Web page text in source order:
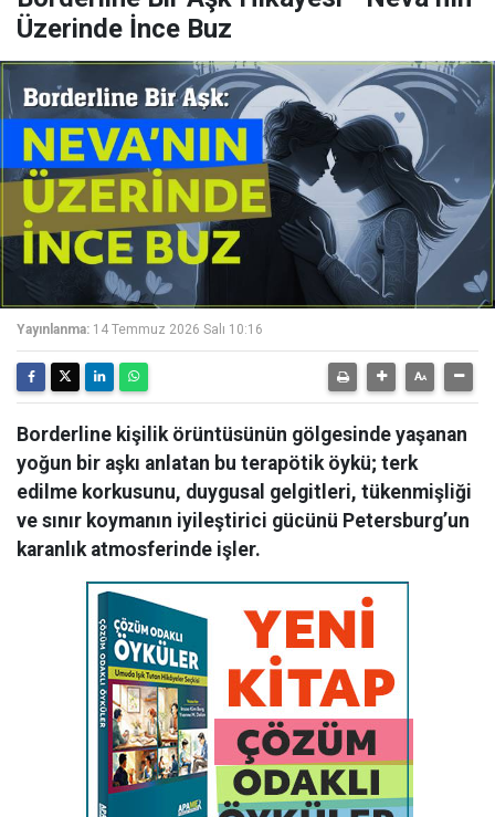
Üzerinde İnce Buz
Yayınlanma: 14 Temmuz 2026 Salı 10:16
Borderline kişilik örüntüsünün gölgesinde yaşanan
yoğun bir aşkı anlatan bu terapötik öykü; terk
edilme korkusunu, duygusal gelgitleri, tükenmişliği
ve sınır koymanın iyileştirici gücünü Petersburg’un
karanlık atmosferinde işler.